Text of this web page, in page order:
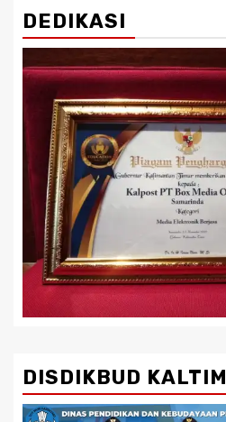
DEDIKASI
DISDIKBUD KALTIM